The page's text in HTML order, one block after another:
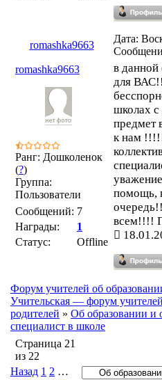
romashka9663
Дата:
romashka9663
Ранг: Дошколенок
(?)
Группа:
Пользователи
Сообщений: 7
Награды:
1
Статус:
Offline
в данной
для
школах с
предмет
к нам
помощь,
всем!!!!
Форум учителей об
Учительская — форум
родителей » Об образовании и
специалист в школе
Страница 21
из 22
Назад 1 2 …